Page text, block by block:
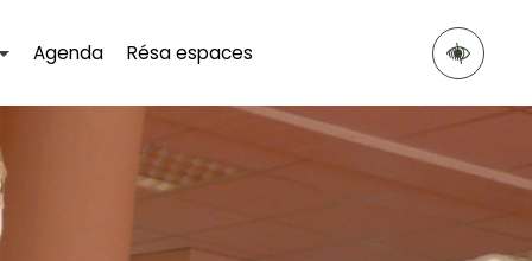
Agenda Résa espaces